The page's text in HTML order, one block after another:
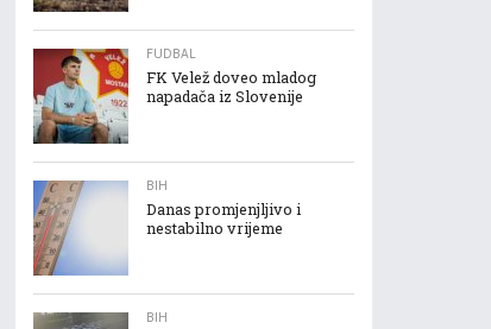
FUDBAL
FK Velež doveo mladog
napadača iz Slovenije
BIH
Danas promjenjljivo i
nestabilno vrijeme
BIH